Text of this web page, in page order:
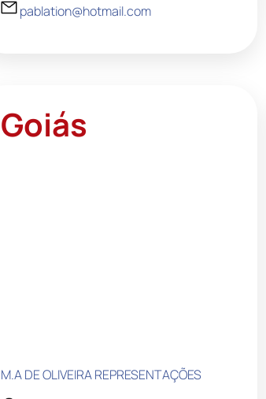
pablation@hotmail.com
Goiás
M.A DE OLIVEIRA REPRESENTAÇÕES